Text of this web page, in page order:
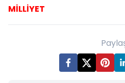
MİLLİYET